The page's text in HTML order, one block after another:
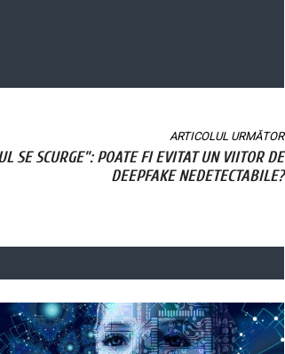
ARTICOLUL URMĂTOR
SE SCURGE”: POATE FI EVITAT UN VIITOR DE
DEEPFAKE NEDETECTABILE?